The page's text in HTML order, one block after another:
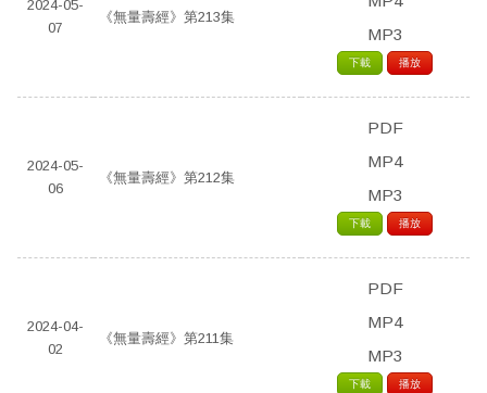
2024-05-
07
《無量壽經》第213集
MP3
下載 播放
2024-05-
06
《無量壽經》第212集
PDF
MP4
MP3
下載 播放
2024-04-
02
《無量壽經》第211集
PDF
MP4
MP3
下載 播放